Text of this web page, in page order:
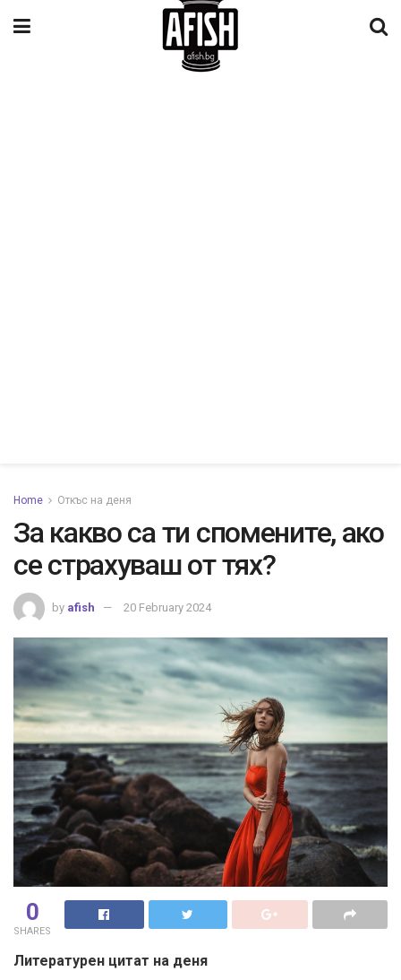
Home Откъс на деня
За какво са ти спомените, ако
се страхуваш от тях?
by afish 20 February 2024
0
SHARES
Литературен цитат на деня